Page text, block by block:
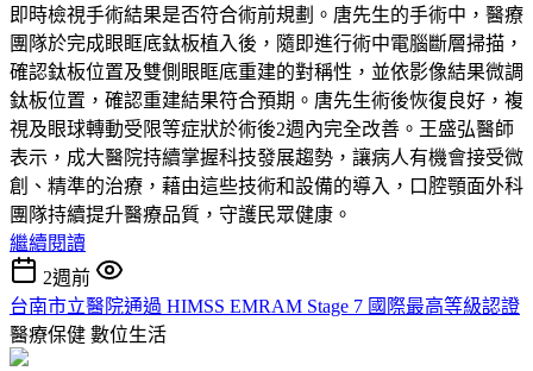
即時檢視手術結果是否符合術前規劃。唐先生的手術中，醫療
團隊於完成眼眶底鈦板植入後，隨即進行術中電腦斷層掃描，
確認鈦板位置及雙側眼眶底重建的對稱性，並依影像結果微調
鈦板位置，確認重建結果符合預期。唐先生術後恢復良好，複
視及眼球轉動受限等症狀於術後2週內完全改善。王盛弘醫師
表示，成大醫院持續掌握科技發展趨勢，讓病人有機會接受微
創、精準的治療，藉由這些技術和設備的導入，口腔顎面外科
團隊持續提升醫療品質，守護民眾健康。
繼續閱讀
2週前
台南市立醫院通過 HIMSS EMRAM Stage 7 國際最高等級認證
醫療保健 數位生活